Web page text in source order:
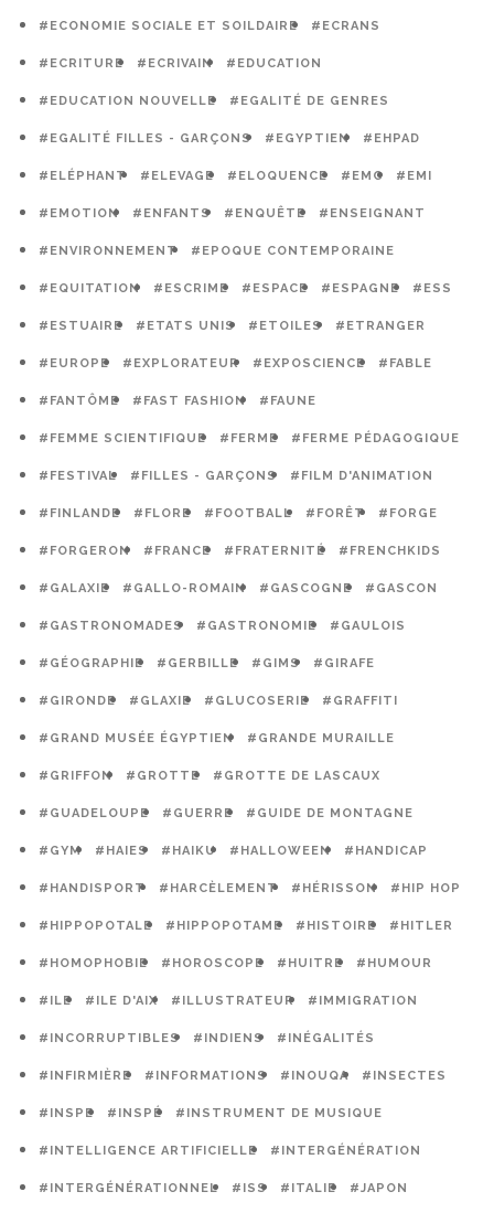
#ECONOMIE SOCIALE ET SOILDAIRE #ECRANS
#ECRITURE #ECRIVAIN #EDUCATION
#EDUCATION NOUVELLE #EGALITÉ DE GENRES
#EGALITÉ FILLES - GARÇONS #EGYPTIEN #EHPAD
#ELÉPHANT #ELEVAGE #ELOQUENCE #EMC #EMI
#EMOTION #ENFANTS #ENQUÊTE #ENSEIGNANT
#ENVIRONNEMENT #EPOQUE CONTEMPORAINE
#EQUITATION #ESCRIME #ESPACE #ESPAGNE #ESS
#ESTUAIRE #ETATS UNIS #ETOILES #ETRANGER
#EUROPE #EXPLORATEUR #EXPOSCIENCE #FABLE
#FANTÔME #FAST FASHION #FAUNE
#FEMME SCIENTIFIQUE #FERME #FERME PÉDAGOGIQUE
#FESTIVAL #FILLES - GARÇONS #FILM D'ANIMATION
#FINLANDE #FLORE #FOOTBALL #FORÊT #FORGE
#FORGERON #FRANCE #FRATERNITÉ #FRENCHKIDS
#GALAXIE #GALLO-ROMAIN #GASCOGNE #GASCON
#GASTRONOMADES #GASTRONOMIE #GAULOIS
#GÉOGRAPHIE #GERBILLE #GIMS #GIRAFE
#GIRONDE #GLAXIE #GLUCOSERIE #GRAFFITI
#GRAND MUSÉE ÉGYPTIEN #GRANDE MURAILLE
#GRIFFON #GROTTE #GROTTE DE LASCAUX
#GUADELOUPE #GUERRE #GUIDE DE MONTAGNE
#GYM #HAIES #HAIKU #HALLOWEEN #HANDICAP
#HANDISPORT #HARCÈLEMENT #HÉRISSON #HIP HOP
#HIPPOPOTALE #HIPPOPOTAME #HISTOIRE #HITLER
#HOMOPHOBIE #HOROSCOPE #HUITRE #HUMOUR
#ILE #ILE D'AIX #ILLUSTRATEUR #IMMIGRATION
#INCORRUPTIBLES #INDIENS #INÉGALITÉS
#INFIRMIÈRE #INFORMATIONS #INOUQA #INSECTES
#INSPE #INSPÉ #INSTRUMENT DE MUSIQUE
#INTELLIGENCE ARTIFICIELLE #INTERGÉNÉRATION
#INTERGÉNÉRATIONNEL #ISS #ITALIE #JAPON